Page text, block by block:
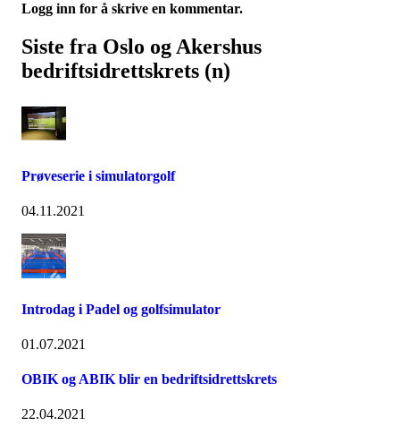
Logg inn for å skrive en kommentar.
Siste fra Oslo og Akershus
bedriftsidrettskrets (n)
Prøveserie i simulatorgolf
04.11.2021
Introdag i Padel og golfsimulator
01.07.2021
OBIK og ABIK blir en bedriftsidrettskrets
22.04.2021